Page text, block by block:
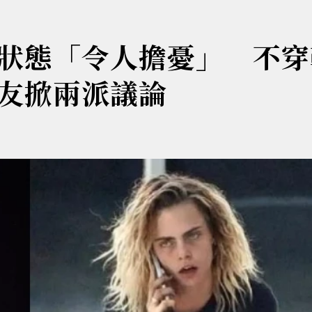
態「令人擔憂」 不
掀兩派議論